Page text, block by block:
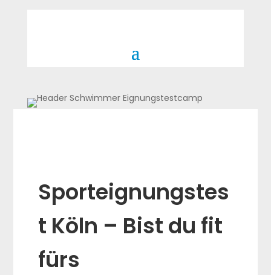
Sporteignungstes
t Köln – Bist du fit
fürs